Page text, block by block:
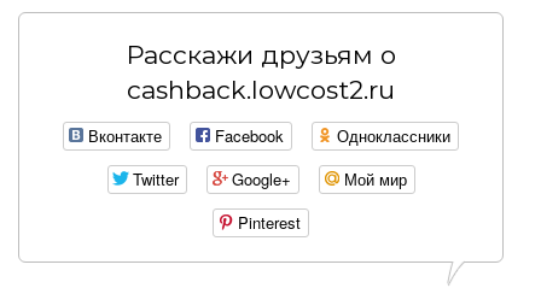
Расскажи друзьям о
cashback.lowcost2.ru
Вконтакте Facebook
Одноклассники
Twitter
Google+
Мой мир
Pinterest